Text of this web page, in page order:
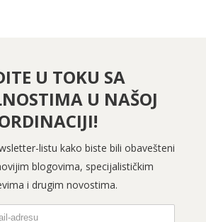
U TOKU SA
U NAŠOJ
listu kako biste bili obavešteni
blogovima, specijalističkim
i drugim novostima.